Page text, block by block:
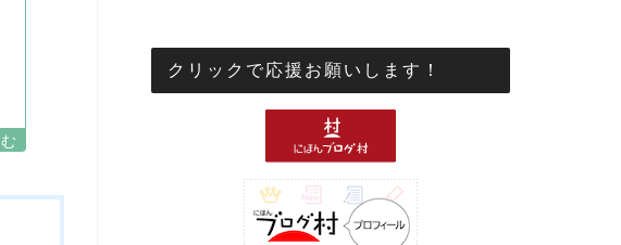
クリックで応援お願いします！